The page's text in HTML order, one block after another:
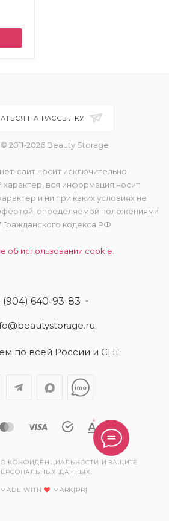
НА РАССЫЛКУ
2011-2026 Beauty Storage
сайт носит исключительно
вся информация носит
и ни при каких условиях не
определяемой положениями
Гражданского кодекса РФ
об использовании cookie.
(904) 640-93-83
по всей России и СНГ
КОНФИДЕНЦИАЛЬНОСТИ И ЗАЩИТЕ
ДАННЫХ.
MADE WITH MARK[PR]